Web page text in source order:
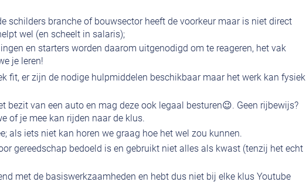
schilders branche of bouwsector heeft de voorkeur maar is niet direct
wel (en scheelt in salaris);
en starters worden daarom uitgenodigd om te reageren, het vak
je leren!
fit, er zijn de nodige hulpmiddelen beschikbaar maar het werk kan fysiek
bezit van een auto en mag deze ook legaal besturen😉. Geen rijbewijs?
of je mee kan rijden naar de klus.
als iets niet kan horen we graag hoe het wel zou kunnen.
gereedschap bedoeld is en gebruikt niet alles als kwast (tenzij het echt
met de basiswerkzaamheden en hebt dus niet bij elke klus Youtube